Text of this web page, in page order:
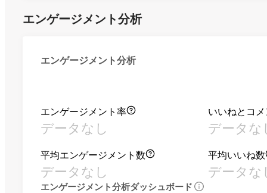
エンゲージメント分析
エンゲージメント分析
エンゲージメント率
データなし
いいねとコ
データな
平均エンゲージメント数
データなし
平均いいね数
データな
エンゲージメント分析ダッシュボード